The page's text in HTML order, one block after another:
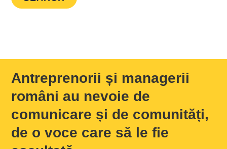
Antreprenorii și managerii
români au nevoie de
comunicare și de comunități,
de o voce care să le fie